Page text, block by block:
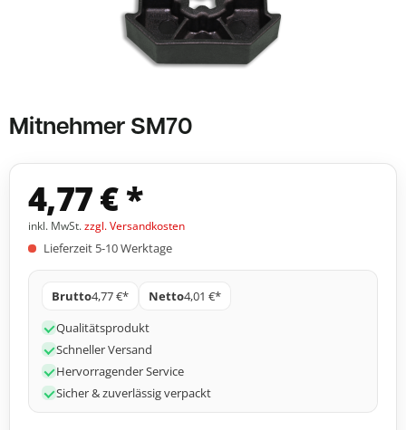
Mitnehmer SM70
4,77 € *
inkl. MwSt.zzgl. Versandkosten
Lieferzeit 5-10 Werktage
Brutto4,77 €* Netto4,01 €*
Qualitätsprodukt
Schneller Versand
Hervorragender Service
Sicher & zuverlässig verpackt